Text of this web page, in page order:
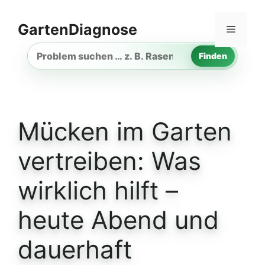
Inhalt
springen
GartenDiagnose Menü
Gartenproblem
Finden
Mücken im Garten
vertreiben: Was
wirklich hilft –
heute Abend und
dauerhaft